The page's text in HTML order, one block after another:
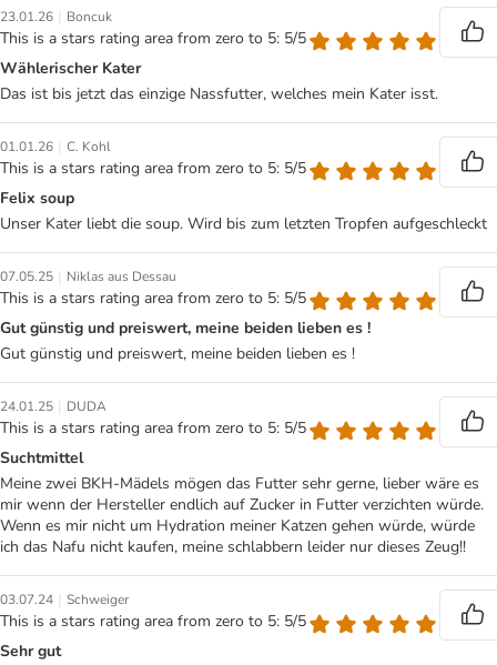
23.01.26 | Boncuk
This is a stars rating area from zero to 5: 5/5
Wählerischer Kater
Das ist bis jetzt das einzige Nassfutter, welches mein Kater isst.
01.01.26 | C. Kohl
This is a stars rating area from zero to 5: 5/5
Felix soup
Unser Kater liebt die soup. Wird bis zum letzten Tropfen aufgeschleckt
07.05.25 | Niklas aus Dessau
This is a stars rating area from zero to 5: 5/5
Gut günstig und preiswert, meine beiden lieben es !
Gut günstig und preiswert, meine beiden lieben es !
24.01.25 | DUDA
This is a stars rating area from zero to 5: 5/5
Suchtmittel
Meine zwei BKH-Mädels mögen das Futter sehr gerne, lieber wäre es
mir wenn der Hersteller endlich auf Zucker in Futter verzichten würde.
Wenn es mir nicht um Hydration meiner Katzen gehen würde, würde
ich das Nafu nicht kaufen, meine schlabbern leider nur dieses Zeug!!
03.07.24 | Schweiger
This is a stars rating area from zero to 5: 5/5
Sehr gut